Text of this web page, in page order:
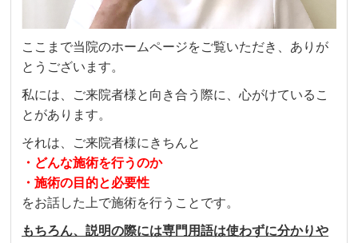
ここまで当院のホームページをご覧いただき、ありが
とうございます。
私には、ご来院者様と向き合う際に、心がけているこ
とがあります。
それは、ご来院者様にきちんと
・どんな施術を行うのか
・施術の目的と必要性
をお話した上で施術を行うことです。
もちろん、説明の際には専門用語は使わずに分かりや